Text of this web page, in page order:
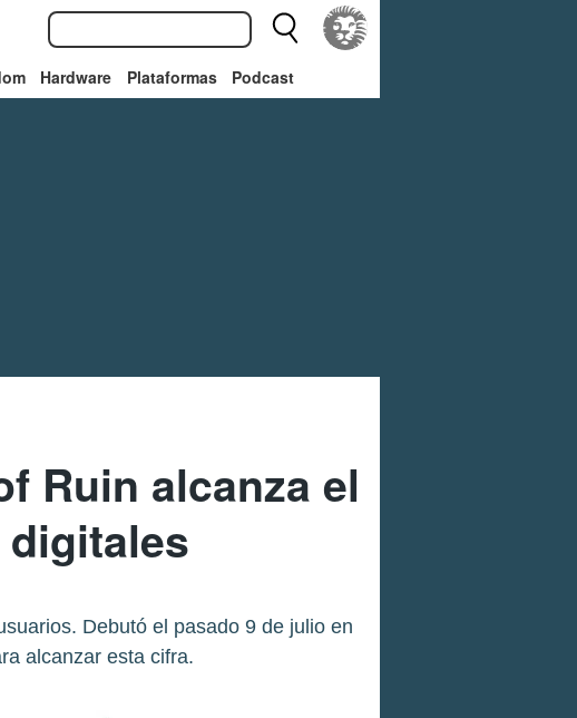
Hardware Plataformas Podcast
Ruin alcanza el
Debutó el pasado 9 de julio en
alcanzar esta cifra.